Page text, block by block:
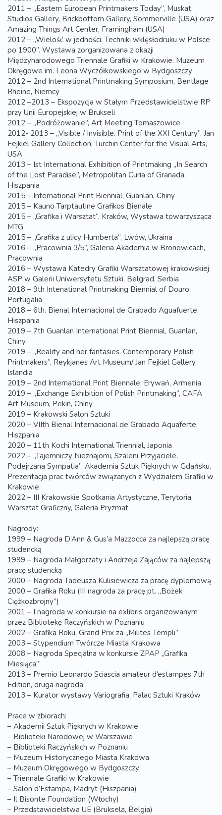
2011 – „Eastern European Printmakers Today”, Muskat
Studios Gallery, Brickbottom Gallery, Sommerville (USA) oraz
Amazing Things Art Center, Framingham (USA)
2012 – „Wielość w jedności. Techniki wklęsłodruku w Polsce
po 1900”. Wystawa zorganizowana z okazji
Międzynarodowego Triennale Grafiki w Krakowie. Muzeum
Okręgowe im. Leona Wyczółkowskiego w Bydgoszczy
2012 – 2nd International Printmaking Symposium, Bentlage
Rheine, Niemcy
2012 –2013 – Ekspozycja w Stałym Przedstawicielstwie RP
przy Unii Europejskiej w Brukseli
2012 – „Podróżowanie”, Art Meeting Tomaszowice
2012- 2013 – „Visible / Invisible. Print of the XXI Century”, Jan
Fejkiel Gallery Collection, Turchin Center for the Visual Arts,
USA
2013 – Ist International Exhibition of Printmaking „In Search
of the Lost Paradise”, Metropolitan Curia of Granada,
Hiszpania
2015 – International Print Biennial, Guanlan, Chiny
2015 – Kauno Tarptautine Grafikos Bienale
2015 – „Grafika i Warsztat”, Kraków, Wystawa towarzysząca
MTG
2015 – „Grafika z ulicy Humberta”, Lwów, Ukraina
2016 – „Pracownia 3/5”, Galeria Akademia w Bronowicach,
Pracownia
2016 – Wystawa Katedry Grafiki Warsztatowej krakowskiej
ASP w Galerii Uniwersytetu Sztuki, Belgrad, Serbia
2018 – 9th Intenational Printmaking Biennial of Douro,
Portugalia
2018 – 6th. Bienal Internacional de Grabado Aguafuerte,
Hiszpania
2019 – 7th Guanlan International Print Biennial, Guanlan,
Chiny
2019 – „Reality and her fantasies. Contemporary Polish
Printmakers”, Reykjanes Art Museum/ Jan Fejkiel Gallery,
Islandia
2019 – 2nd International Print Biennale, Erywań, Armenia
2019 – „Exchange Exhibition of Polish Printmaking”, CAFA
Art Museum, Pekin, Chiny
2019 – Krakowski Salon Sztuki
2020 – VIIth Bienal Internacional de Grabado Aquaferte,
Hiszpania
2020 – 11th Kochi International Triennial, Japonia
2022 – „Tajemniczy Nieznajomi, Szaleni Przyjaciele,
Podejrzana Sympatia”, Akademia Sztuk Pięknych w Gdańsku.
Prezentacja prac twórców związanych z Wydziałem Grafiki w
Krakowie
2022 – III Krakowskie Spotkania Artystyczne, Terytoria,
Warsztat Graficzny, Galeria Pryzmat.
Nagrody:
1999 – Nagroda D’Ann & Gus’a Mazzocca za najlepszą pracę
studencką
1999 – Nagroda Małgorzaty i Andrzeja Zająców za najlepszą
pracę studencką
2000 – Nagroda Tadeusza Kulisiewicza za pracę dyplomową
2000 – Grafika Roku (III nagroda za pracę pt. „Bożek
Ciężkozbrojny”)
2001 – I nagroda w konkursie na exlibris organizowanym
przez Bibliotekę Raczyńskich w Poznaniu
2002 – Grafika Roku, Grand Prix za „Milites Templi”
2003 – Stypendium Twórcze Miasta Krakowa
2008 – Nagroda Specjalna w konkursie ZPAP „Grafika
Miesiąca”
2013 – Premio Leonardo Sciascia amateur d’estampes 7th
Edition, druga nagroda
2013 – Kurator wystawy Variografia, Palac Sztuki Kraków
Prace w zbiorach:
– Akademii Sztuk Pięknych w Krakowie
– Biblioteki Narodowej w Warszawie
– Biblioteki Raczyńskich w Poznaniu
– Muzeum Historycznego Miasta Krakowa
– Muzeum Okręgowego w Bydgoszczy
– Triennale Grafiki w Krakowie
– Salon d’Estampa, Madryt (Hiszpania)
– Il Bisonte Foundation (Włochy)
– Przedstawicielstwa UE (Bruksela, Belgia)